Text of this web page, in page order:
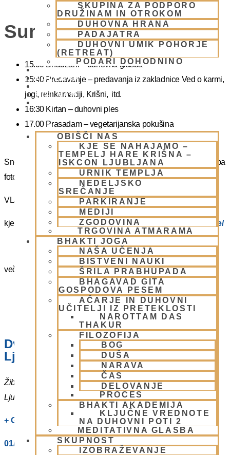
SKUPINA ZA PODPORO
DRUŽINAM IN OTROKOM
DUHOVNA HRANA
PADAJATRA
DUHOVNI UMIK POHORJE
(RETREAT)
PODARI DOHODNINO
DONIRAJ
KOLEDAR
VAŠA VPRAŠANJA
PIŠI NAM
OBIŠČI NAS
KJE SE NAHAJAMO –
TEMPELJ HARE KRIŠNA –
ISKCON LJUBLJANA
URNIK TEMPLJA
NEDELJSKO
SREČANJE
PARKIRANJE
MEDIJI
ZGODOVINA
TRGOVINA ATMARAMA
BHAKTI JOGA
NAŠA UČENJA
BISTVENI NAUKI
ŠRILA PRABHUPADA
BHAGAVAD GITA
GOSPODOVA PESEM
AČARJE IN DUHOVNI
UČITELJI IZ PRETEKLOSTI
NAROTTAM DAS
THAKUR
FILOZOFIJA
BOG
DUŠA
NARAVA
ČAS
DELOVANJE
PROCES
BHAKTI AKADEMIJA
KLJUČNE VREDNOTE
NA DUHOVNI POTI 2
MEDITATIVNA GLASBA
SKUPNOST
IZOBRAŽEVANJE
Sunday Feast
15.00 Bhadžani – duhovna glasba
15:40 Predavanje – predavanja iz zakladnice Ved o karmi,
jogi, reinkarnaciji, Krišni, itd.
16:30 Kirtan – duhovni ples
17.00 Prasadam – vegetarijanska pokušina
19.00 Program plus – duhovna glasba
Snemanje in slikanje gostov je v templju prepovedano. Lahko pa
fotografirate slikate božanstva in slike v dvorani.
VLJUDNO VABLJENI
kje in kako parkirati – https://www.harekrisna.net/parkiranje/
več info na spodnji povezavi
NEDELJSKO SREČANJE
Dvorana – Center Hare Krišna v
Ljubljani
Žibertova 27
Ljubljana
Slovenia
+ Google Zemljevidi
01/ 4312319